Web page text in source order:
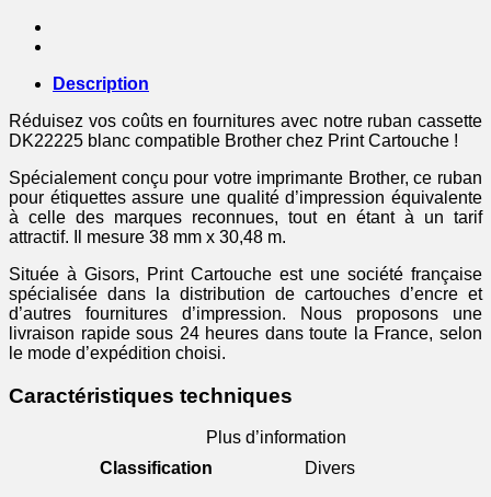
Description
Réduisez vos coûts en fournitures avec notre ruban cassette
DK22225 blanc compatible Brother chez Print Cartouche !
Spécialement conçu pour votre imprimante Brother, ce ruban
pour étiquettes assure une qualité d’impression équivalente
à celle des marques reconnues, tout en étant à un tarif
attractif. Il mesure 38 mm x 30,48 m.
Située à Gisors, Print Cartouche est une société française
spécialisée dans la distribution de cartouches d’encre et
d’autres fournitures d’impression. Nous proposons une
livraison rapide sous 24 heures dans toute la France, selon
le mode d’expédition choisi.
Caractéristiques techniques
Plus d’information
Classification
Divers